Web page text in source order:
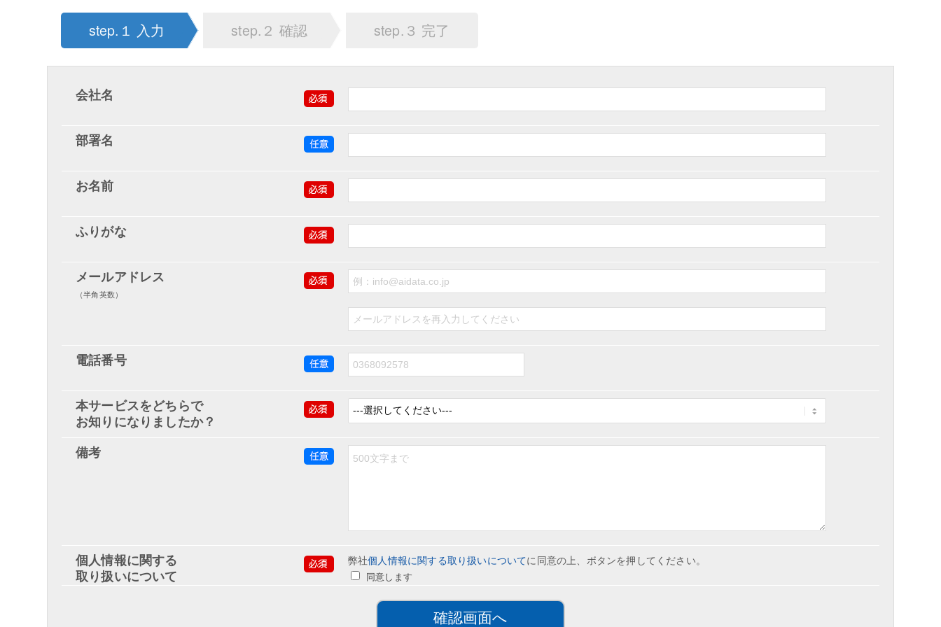
step.１ 入力 step.２ 確認 step.３ 完了
会社名
部署名
お名前
ふりがな
メールアドレス
（半角英数）
電話番号
本サービスをどちらで
お知りになりましたか？
備考
個人情報に関する
取り扱いについて
弊社個人情報に関する取り扱いについてに同意の上、ボタンを押してください。
同意します